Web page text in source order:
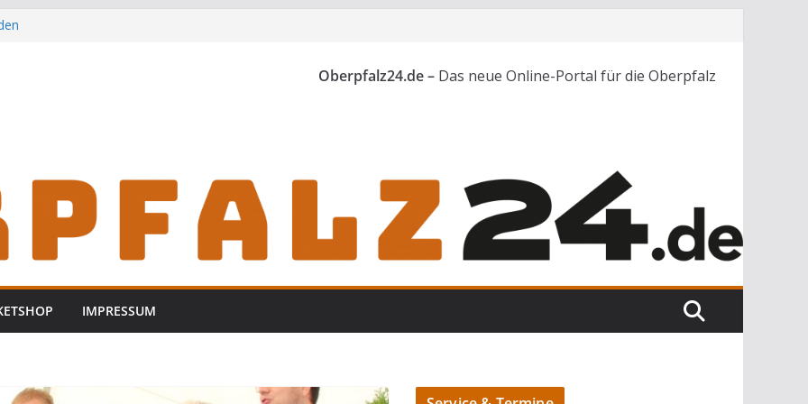
Oberpfalz24.de – Das neue Online-Portal für die Oberpfalz
IMPRESSUM